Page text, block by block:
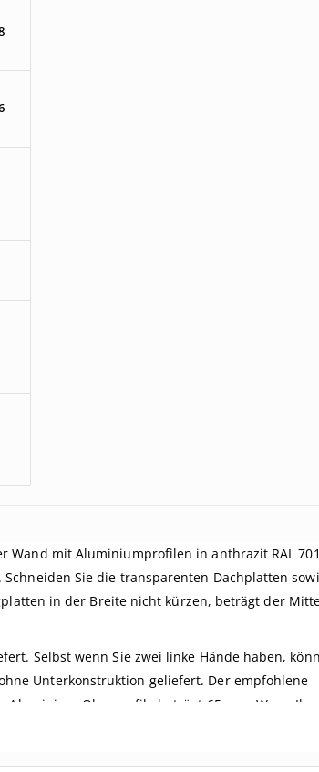
Wand mit Aluminiumprofilen in anthrazit RAL
Sie die transparenten Dachplatten
in der Breite nicht kürzen, beträgt der
Selbst wenn Sie zwei linke Hände haben,
Unterkonstruktion geliefert. Der empfohlene
Oberprofile beträgt 65 mm. Wenn Ihre
unten nicht sehen.